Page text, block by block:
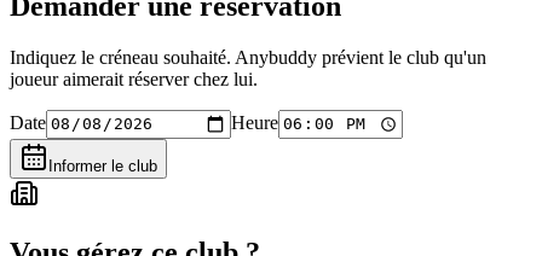
Indiquez le créneau souhaité. Anybuddy prévient le club qu'un
joueur aimerait réserver chez lui.
Date Heure
Informer le club